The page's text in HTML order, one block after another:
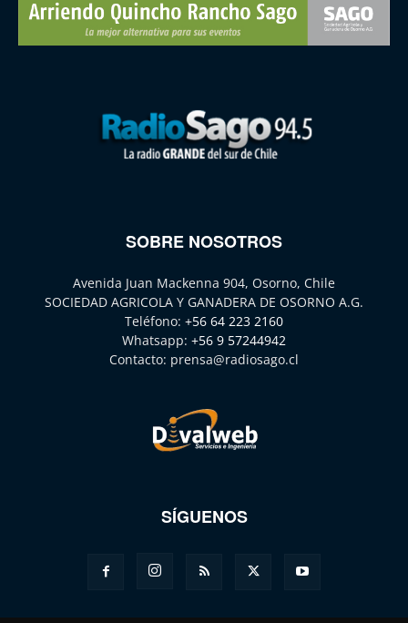
SOBRE NOSOTROS
Avenida Juan Mackenna 904, Osorno, Chile
SOCIEDAD AGRICOLA Y GANADERA DE OSORNO A.G.
Teléfono: +56 64 223 2160
Whatsapp: +56 9 57244942
Contacto: prensa@radiosago.cl
SÍGUENOS